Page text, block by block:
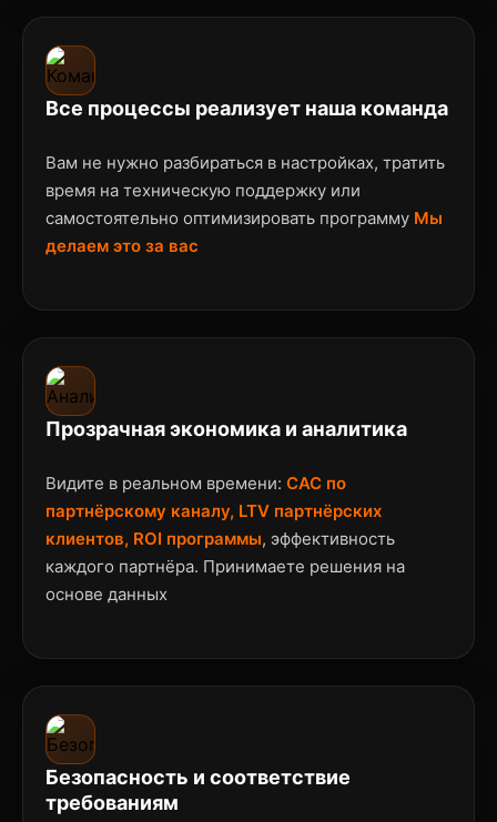
Все процессы реализует наша команда
Вам не нужно разбираться в настройках, тратить
время на техническую поддержку или
самостоятельно оптимизировать программу Мы
делаем это за вас
Прозрачная экономика и аналитика
Видите в реальном времени: CAC по
партнёрскому каналу, LTV партнёрских
клиентов, ROI программы, эффективность
каждого партнёра. Принимаете решения на
основе данных
Безопасность и соответствие
требованиям